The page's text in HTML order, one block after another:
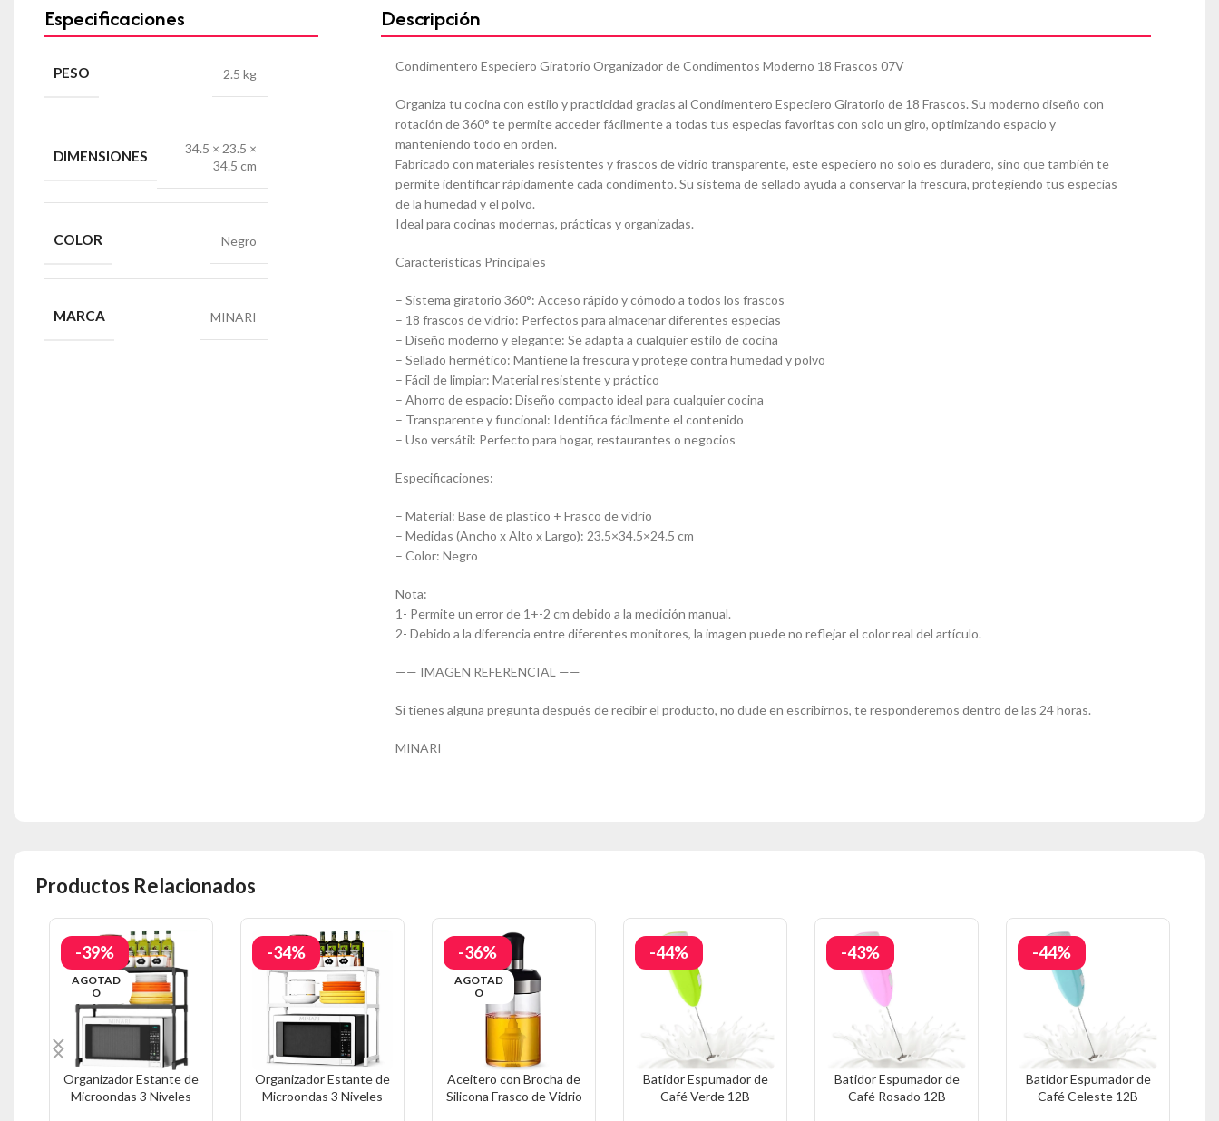
Especificaciones
PESO 2.5 kg
DIMENSIONES
34.5 × 23.5 ×
34.5 cm
COLOR Negro
MARCA MINARI
Descripción
Condimentero Especiero Giratorio Organizador de Condimentos Moderno 18 Frascos 07V
Organiza tu cocina con estilo y practicidad gracias al Condimentero Especiero Giratorio de 18 Frascos. Su moderno diseño con
rotación de 360° te permite acceder fácilmente a todas tus especias favoritas con solo un giro, optimizando espacio y
manteniendo todo en orden.
Fabricado con materiales resistentes y frascos de vidrio transparente, este especiero no solo es duradero, sino que también te
permite identificar rápidamente cada condimento. Su sistema de sellado ayuda a conservar la frescura, protegiendo tus especias
de la humedad y el polvo.
Ideal para cocinas modernas, prácticas y organizadas.
Características Principales
– Sistema giratorio 360°: Acceso rápido y cómodo a todos los frascos
– 18 frascos de vidrio: Perfectos para almacenar diferentes especias
– Diseño moderno y elegante: Se adapta a cualquier estilo de cocina
– Sellado hermético: Mantiene la frescura y protege contra humedad y polvo
– Fácil de limpiar: Material resistente y práctico
– Ahorro de espacio: Diseño compacto ideal para cualquier cocina
– Transparente y funcional: Identifica fácilmente el contenido
– Uso versátil: Perfecto para hogar, restaurantes o negocios
Especificaciones:
– Material: Base de plastico + Frasco de vidrio
– Medidas (Ancho x Alto x Largo): 23.5×34.5×24.5 cm
– Color: Negro
Nota:
1- Permite un error de 1+-2 cm debido a la medición manual.
2- Debido a la diferencia entre diferentes monitores, la imagen puede no reflejar el color real del artículo.
—— IMAGEN REFERENCIAL ——
Si tienes alguna pregunta después de recibir el producto, no dude en escribirnos, te responderemos dentro de las 24 horas.
MINARI
Productos Relacionados
-39%
AGOTAD
O
Organizador Estante de
Microondas 3 Niveles
-34%
Organizador Estante de
Microondas 3 Niveles
-36%
AGOTAD
O
Aceitero con Brocha de
Silicona Frasco de Vidrio
-44%
Batidor Espumador de
Café Verde 12B
-43%
Batidor Espumador de
Café Rosado 12B
-44%
Batidor Espumador de
Café Celeste 12B